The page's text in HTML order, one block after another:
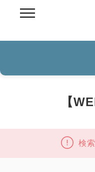
【
検